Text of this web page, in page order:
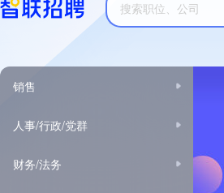
销售
人事/行政/党群
财务/法务